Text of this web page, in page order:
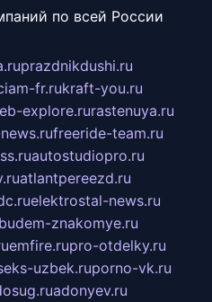
по всей России
prazdnikdushi.ru
fr.rukraft-you.ru
explore.rurastenuya.ru
freeride-team.ru
autostudiopro.ru
atlantpereezd.ru
elektrostal-news.ru
budem-znakomye.ru
emfire.rupro-otdelky.ru
uzbek.ruporno-vk.ru
adonyev.ru